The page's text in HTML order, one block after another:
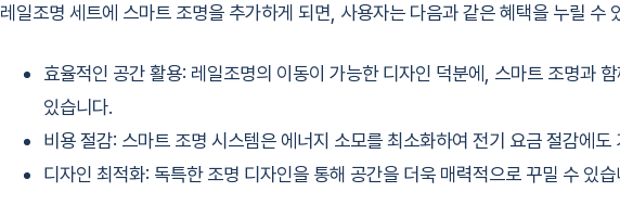
레일조명 세트에 스마트 조명을 추가하게 되면, 사용자는 다음과 같은 혜택을 누릴 수
효율적인 공간 활용: 레일조명의 이동이 가능한 디자인 덕분에, 스마트 조명과
있습니다.
비용 절감: 스마트 조명 시스템은 에너지 소모를 최소화하여 전기 요금 절감에도
디자인 최적화: 독특한 조명 디자인을 통해 공간을 더욱 매력적으로 꾸밀 수 있습